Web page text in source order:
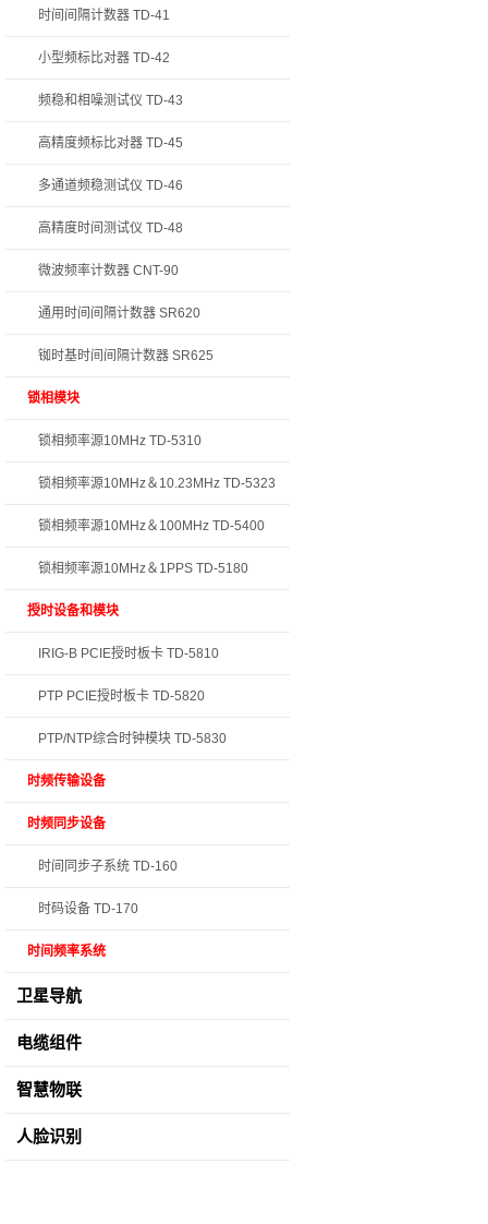
时间间隔计数器 TD-41
小型频标比对器 TD-42
频稳和相噪测试仪 TD-43
高精度频标比对器 TD-45
多通道频稳测试仪 TD-46
高精度时间测试仪 TD-48
微波频率计数器 CNT-90
通用时间间隔计数器 SR620
铷时基时间间隔计数器 SR625
锁相模块
锁相频率源10MHz TD-5310
锁相频率源10MHz＆10.23MHz TD-5323
锁相频率源10MHz＆100MHz TD-5400
锁相频率源10MHz＆1PPS TD-5180
授时设备和模块
IRIG-B PCIE授时板卡 TD-5810
PTP PCIE授时板卡 TD-5820
PTP/NTP综合时钟模块 TD-5830
时频传输设备
时频同步设备
时间同步子系统 TD-160
时码设备 TD-170
时间频率系统
卫星导航
电缆组件
智慧物联
人脸识别